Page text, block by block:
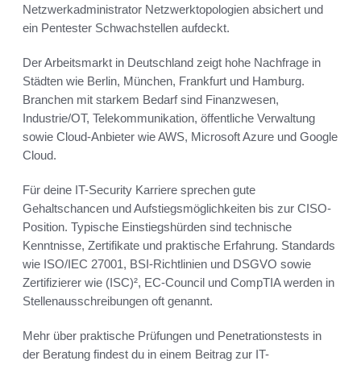
Netzwerkadministrator Netzwerktopologien absichert und
ein Pentester Schwachstellen aufdeckt.
Der Arbeitsmarkt in Deutschland zeigt hohe Nachfrage in
Städten wie Berlin, München, Frankfurt und Hamburg.
Branchen mit starkem Bedarf sind Finanzwesen,
Industrie/OT, Telekommunikation, öffentliche Verwaltung
sowie Cloud-Anbieter wie AWS, Microsoft Azure und Google
Cloud.
Für deine IT-Security Karriere sprechen gute
Gehaltschancen und Aufstiegsmöglichkeiten bis zur CISO-
Position. Typische Einstiegshürden sind technische
Kenntnisse, Zertifikate und praktische Erfahrung. Standards
wie ISO/IEC 27001, BSI-Richtlinien und DSGVO sowie
Zertifizierer wie (ISC)², EC-Council und CompTIA werden in
Stellenausschreibungen oft genannt.
Mehr über praktische Prüfungen und Penetrationstests in
der Beratung findest du in einem Beitrag zur IT-